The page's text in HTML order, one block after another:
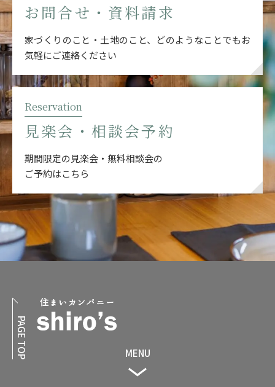
お問合せ・資料請求
家づくりのこと・土地のこと、どのようなことでもお
気軽にご連絡ください
Reservation
見楽会・相談会予約
期間限定の見楽会・無料相談会の
ご予約はこちら
MENU
PAGE TOP